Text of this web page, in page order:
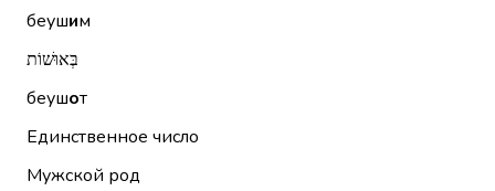
беушим
בְּאוּשׁוֹת
беушот
Единственное число
Мужской род